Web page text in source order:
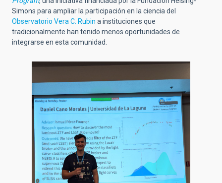
Simons para ampliar la participación en la ciencia del
Observatorio Vera C. Rubin a instituciones que
tradicionalmente han tenido menos oportunidades de
integrarse en esta comunidad.